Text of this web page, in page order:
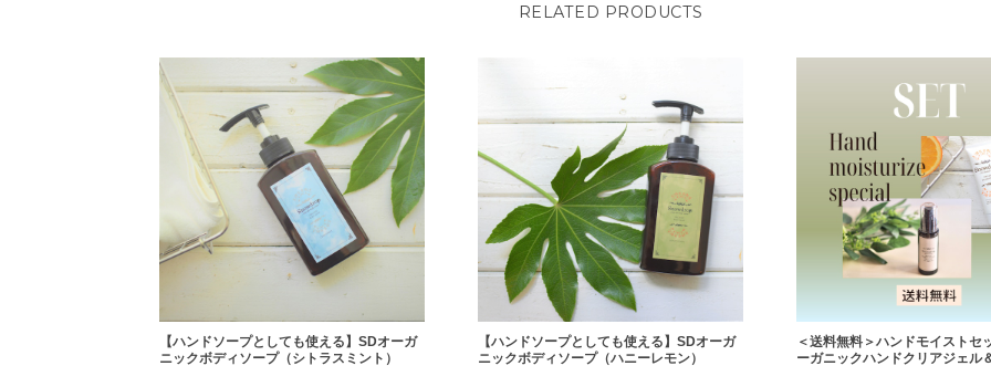
RELATED PRODUCTS
【ハンドソープとしても使える】SDオーガ
ニックボディソープ（シトラスミント）
【ハンドソープとしても使える】SDオーガ
ニックボディソープ（ハニーレモン）
＜送料無料＞ハンドモイストセ
ーガニックハンドクリアジェル